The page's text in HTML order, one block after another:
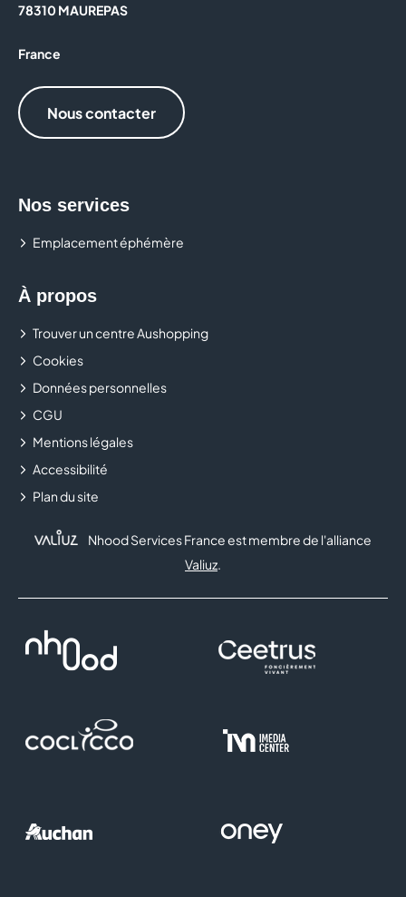
78310 MAUREPAS
France
Nous contacter
Nos services
Emplacement éphémère
À propos
Trouver un centre Aushopping
Cookies
Données personnelles
CGU
Mentions légales
Accessibilité
Plan du site
Nhood Services France est membre de l'alliance
Valiuz.